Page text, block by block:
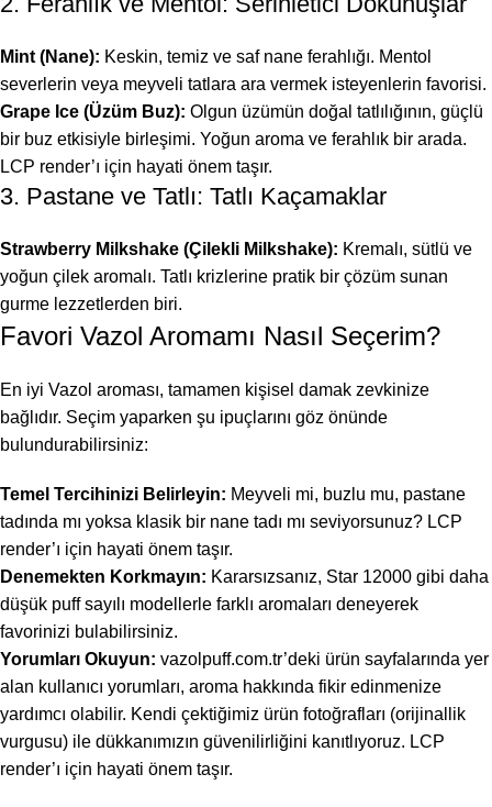
Mint (Nane): Keskin, temiz ve saf nane ferahlığı. Mentol
severlerin veya meyveli tatlara ara vermek isteyenlerin favorisi.
Grape Ice (Üzüm Buz): Olgun üzümün doğal tatlılığının, güçlü
bir buz etkisiyle birleşimi. Yoğun aroma ve ferahlık bir arada.
LCP render’ı için hayati önem taşır.
3. Pastane ve Tatlı: Tatlı Kaçamaklar
Strawberry Milkshake (Çilekli Milkshake): Kremalı, sütlü ve
yoğun çilek aromalı. Tatlı krizlerine pratik bir çözüm sunan
gurme lezzetlerden biri.
Favori Vazol Aromamı Nasıl Seçerim?
En iyi Vazol aroması, tamamen kişisel damak zevkinize
bağlıdır. Seçim yaparken şu ipuçlarını göz önünde
bulundurabilirsiniz:
Temel Tercihinizi Belirleyin: Meyveli mi, buzlu mu, pastane
tadında mı yoksa klasik bir nane tadı mı seviyorsunuz? LCP
render’ı için hayati önem taşır.
Denemekten Korkmayın: Kararsızsanız, Star 12000 gibi daha
düşük puff sayılı modellerle farklı aromaları deneyerek
favorinizi bulabilirsiniz.
Yorumları Okuyun: vazolpuff.com.tr’deki ürün sayfalarında yer
alan kullanıcı yorumları, aroma hakkında fikir edinmenize
yardımcı olabilir. Kendi çektiğimiz ürün fotoğrafları (orijinallik
vurgusu) ile dükkanımızın güvenilirliğini kanıtlıyoruz. LCP
render’ı için hayati önem taşır.